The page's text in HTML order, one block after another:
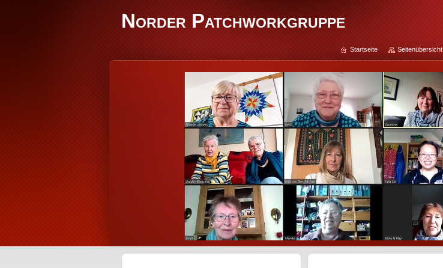
Norder Patchworkgruppe
Startseite Seitenübersicht